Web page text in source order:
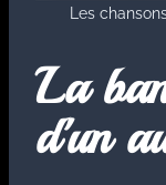
Les
La
d'un